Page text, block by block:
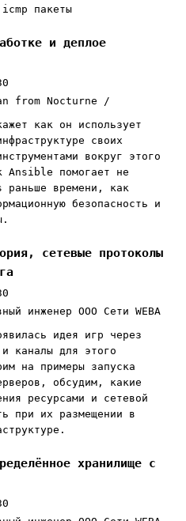
пакеты
и деплое
from Nocturne /
как он использует
своих
вокруг этого
Ansible помогает не
раньше времени, как
безопасность и
cетевые протоколы
инженер ООО Сети WEBA
идея игр через
каналы для этого
на примеры запуска
обсудим, какие
ресурсами и сетевой
при их размещении в
хранилище с